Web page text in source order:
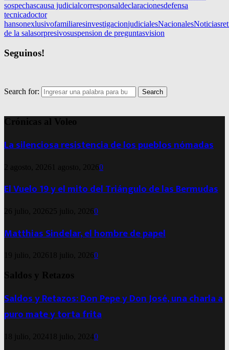
sospechascausa judicialcorresponsaldeclaracionesdefensa
tecnicadoctor
hansonexlusivofamiliaresinvestigacionjudicialesNacionalesNoticias
de la salasorpresivosuspension de preguntasvision
Seguinos!
Search for: Search
Crónicas al Voleo
La silenciosa resistencia de los pueblos nómadas
2 agosto, 2026 1 agosto, 20260
El Vuelo 19 y el mito del Triángulo de las Bermudas
26 julio, 2026 25 julio, 20260
Matthias Sindelar, el hombre de papel
19 julio, 2026 18 julio, 20260
Saldos y Retazos
Saldos y Retazos: Don Pepe y Don José, una charla a
puro mate y torta frita
18 julio, 2024 18 julio, 20240